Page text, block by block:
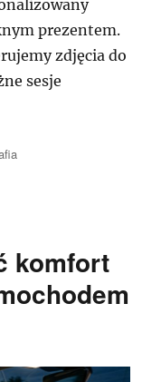
prezentem.
zdjęcia do
sesje
komfort